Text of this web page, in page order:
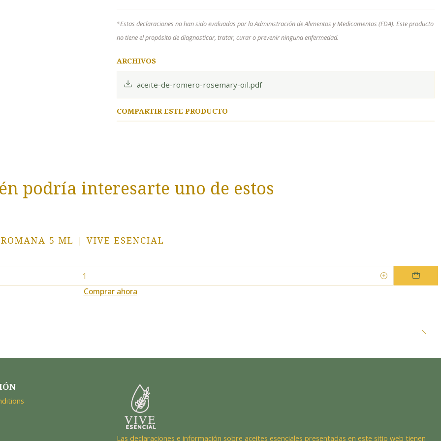
*Estas declaraciones no han sido evaluadas por la Administración de Alimentos y Medicamentos (FDA). Este producto
no tiene el propósito de diagnosticar, tratar, curar o prevenir ninguna enfermedad.
ARCHIVOS
aceite-de-romero-rosemary-oil.pdf
COMPARTIR ESTE PRODUCTO
podría interesarte uno de estos
5 ML | VIVE ESENCIAL
Comprar ahora
Las declaraciones e información sobre aceites esenciales presentadas en este sitio web tienen